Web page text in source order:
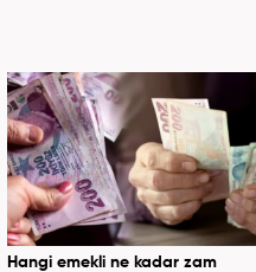
Hangi emekli ne kadar zam